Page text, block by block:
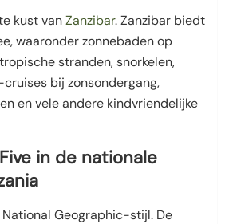
kust vanZanzibar. Zanzibar biedt
waaronder zonnebaden op
stranden, snorkelen,
bij zonsondergang,
en vele andere kindvriendelijke
in de nationale
Geographic-stijl. De